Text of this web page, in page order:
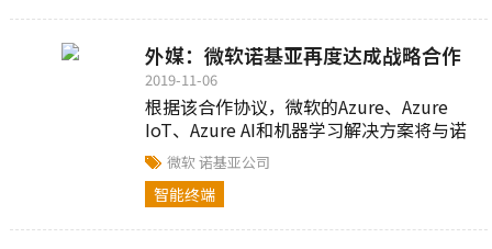
外媒：微软诺基亚再度达成战略合作
2019-11-06
根据该合作协议，微软的Azure、Azure
IoT、Azure AI和机器学习解决方案将与诺
基亚的LTE/准5G专用无线解决方案、IP、
SD-WAN和物联网连接产品相整合...
微软诺基亚公司
智能终端